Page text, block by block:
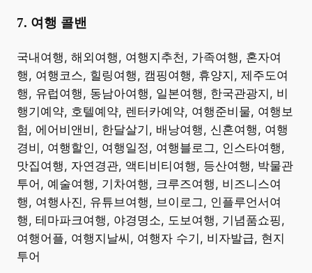
7. 여행 콜밴
​국내여행, 해외여행, 여행지추천, 가족여행, 혼자여
행, 여행코스, 힐링여행, 캠핑여행, 휴양지, 제주도여
행, 유럽여행, 동남아여행, 일본여행, 한국관광지, 비
행기예약, 호텔예약, 렌터카예약, 여행준비물, 여행보
험, 에어비앤비, 한달살기, 배낭여행, 신혼여행, 여행
경비, 여행할인, 여행일정, 여행블로그, 인스타여행,
맛집여행, 자연경관, 액티비티여행, 등산여행, 박물관
투어, 예술여행, 기차여행, 크루즈여행, 비즈니스여
행, 여행사진, 유튜브여행, 브이로그, 인플루언서여
행, 테마파크여행, 야경명소, 도보여행, 기념품쇼핑,
여행어플, 여행지날씨, 여행자 수기, 비자발급, 현지
투어 ​